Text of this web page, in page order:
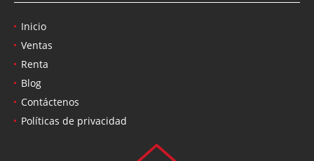
Inicio
Ventas
Renta
Blog
Contáctenos
Políticas de privacidad